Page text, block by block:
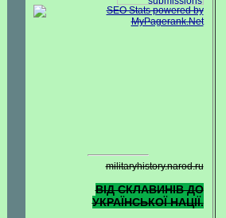
militaryhistory.narod.ru
ВІД СКЛАВИНІВ ДО
УКРАЇНСЬКОЇ НАЦІЇ.